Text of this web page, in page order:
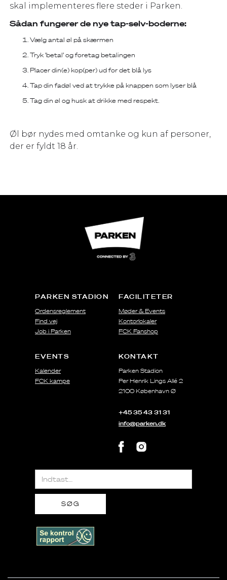
skal implementeres flere steder i Parken.
Sådan fungerer de nye tap-selv-boderne:
Vælg antal øl på skærmen
Tryk ’betal’ og foretag betalingen
Placer din(e) kop(per) ud for det blå lys
Tap din fadøl ved at trykke på knappen som lyser blå
Tag din øl og husk at drikke med respekt.
Øl bør nydes med omtanke og kun af personer,
der er fyldt 18 år.
PARKEN STADION
Ordensreglement
Find vej
Job i Parken
FACILITETER
Møder & Events
Kontorlokaler
FCK Fanshop
EVENTS
Kalender
FCK kampe
KONTAKT
Parken Stadion
Per Henrik Lings Allé 2
2100 København Ø
+45 35 43 31 31
info@parken.dk